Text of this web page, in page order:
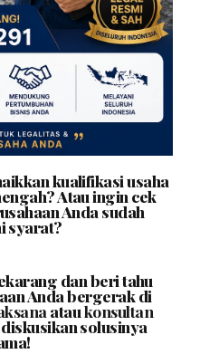
kualifikasi usaha
Atau ingin cek
Anda sudah
syarat?
dan beri tahu
Anda bergerak di
ataukonsultan
solusinya